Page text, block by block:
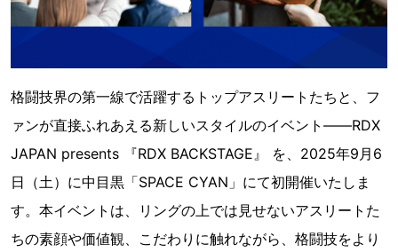
格闘技界の第一線で活躍するトップアスリートたちと、フ
ァンが直接ふれあえる新しいスタイルのイベント――RDX
JAPAN presents 『RDX BACKSTAGE』 を、2025年9月6
日（土）に中目黒「SPACE CYAN」にて初開催いたしま
す。本イベントは、リングの上では見せないアスリートた
ちの素顔や価値観、こだわりに触れながら、格闘技をより